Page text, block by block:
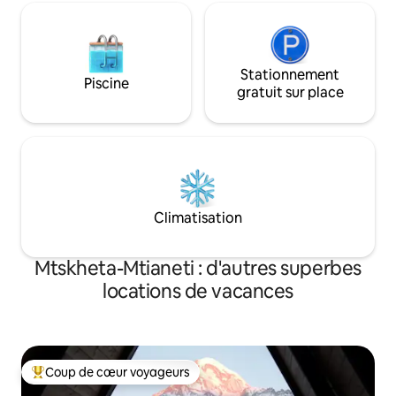
Piscine
Stationnement
gratuit sur place
Climatisation
Mtskheta-Mtianeti : d'autres superbes
locations de vacances
Coups de cœur voyageurs les plus appréciés
Coup de cœur voyageurs